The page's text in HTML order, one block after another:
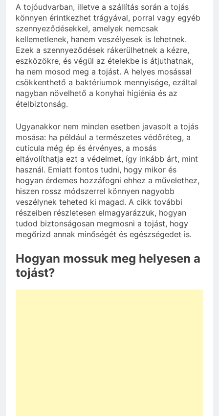
A tojóudvarban, illetve a szállítás során a tojás
könnyen érintkezhet trágyával, porral vagy egyéb
szennyeződésekkel, amelyek nemcsak
kellemetlenek, hanem veszélyesek is lehetnek.
Ezek a szennyeződések rákerülhetnek a kézre,
eszközökre, és végül az ételekbe is átjuthatnak,
ha nem mosod meg a tojást. A helyes mosással
csökkenthető a baktériumok mennyisége, ezáltal
nagyban növelhető a konyhai higiénia és az
ételbiztonság.
Ugyanakkor nem minden esetben javasolt a tojás
mosása: ha például a természetes védőréteg, a
cuticula még ép és érvényes, a mosás
eltávolíthatja ezt a védelmet, így inkább árt, mint
használ. Emiatt fontos tudni, hogy mikor és
hogyan érdemes hozzáfogni ehhez a művelethez,
hiszen rossz módszerrel könnyen nagyobb
veszélynek teheted ki magad. A cikk további
részeiben részletesen elmagyarázzuk, hogyan
tudod biztonságosan megmosni a tojást, hogy
megőrizd annak minőségét és egészségedet is.
Hogyan mossuk meg helyesen a
tojást?